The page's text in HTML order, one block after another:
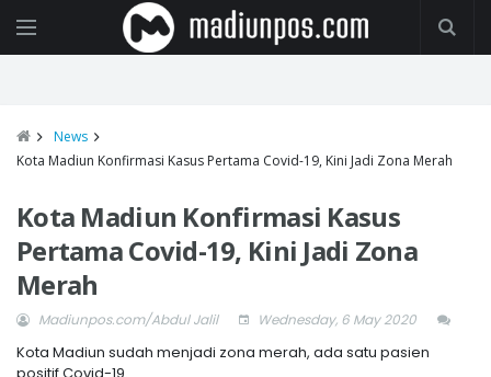
News
Kota Madiun Konfirmasi Kasus Pertama Covid-19, Kini Jadi Zona Merah
Kota Madiun Konfirmasi Kasus
Pertama Covid-19, Kini Jadi Zona
Merah
Madiunpos.com/Abdul Jalil Wednesday, 6 May 2020
Kota Madiun sudah menjadi zona merah, ada satu pasien